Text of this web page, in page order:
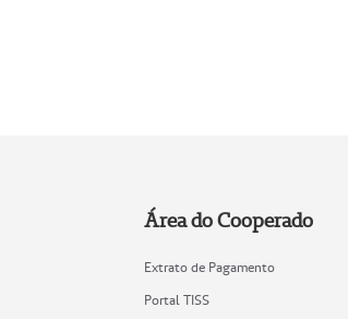
Área do Cooperado
Extrato de Pagamento
Portal TISS